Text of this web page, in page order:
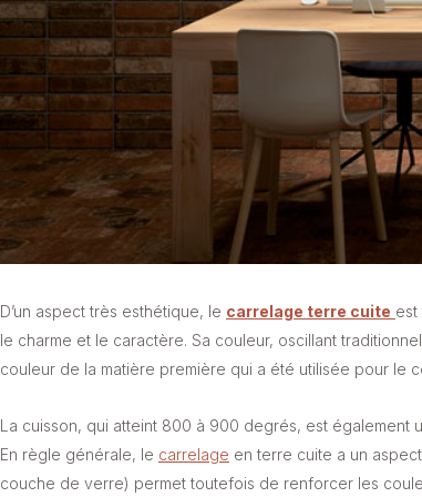
D’un aspect très esthétique, le carrelage terre cuite est
le charme et le caractère. Sa couleur, oscillant
couleur de la matière première qui a été utilisée pour le
La cuisson, qui atteint 800 à 900 degrés, est
En règle générale, le carrelage en terre cuite a un
couche de verre) permet toutefois de renforcer les